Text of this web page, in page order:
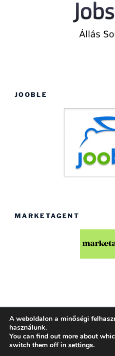
JOOBLE
MARKETAGENT
Köszönjük WordPress!
A weboldalon a minőségi
használunk.
You can find out more about
switch them off in settings.